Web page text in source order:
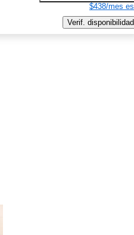
$438/mes
Verif. disponibilidad